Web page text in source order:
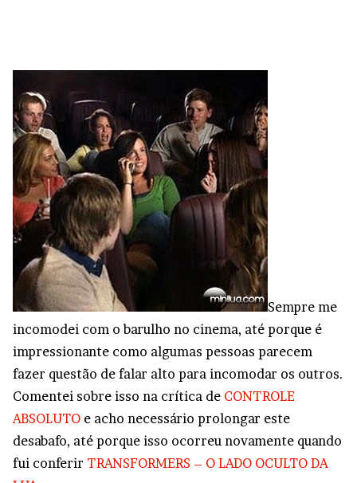
Sempre me
incomodei com o barulho no cinema, até porque é
impressionante como algumas pessoas parecem
fazer questão de falar alto para incomodar os outros.
Comentei sobre isso na crítica de CONTROLE
ABSOLUTO e acho necessário prolongar este
desabafo, até porque isso ocorreu novamente quando
fui conferir TRANSFORMERS – O LADO OCULTO DA